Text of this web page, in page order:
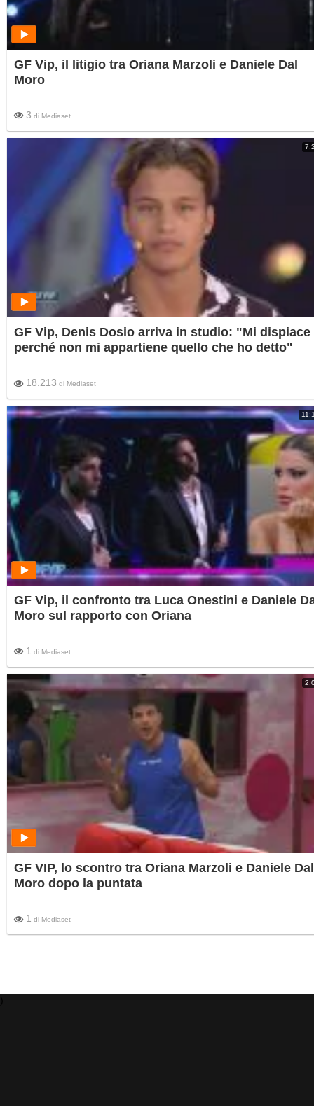
GF Vip, il litigio tra Oriana Marzoli e Daniele Dal
Moro
3 di Mediaset
GF Vip, Denis Dosio arriva in studio: "Mi dispiace
perché non mi appartiene quello che ho detto"
18.213 di Mediaset
GF Vip, il confronto tra Luca Onestini e Daniele
Moro sul rapporto con Oriana
1 di Mediaset
GF VIP, lo scontro tra Oriana Marzoli e Daniele Dal
Moro dopo la puntata
1 di Mediaset